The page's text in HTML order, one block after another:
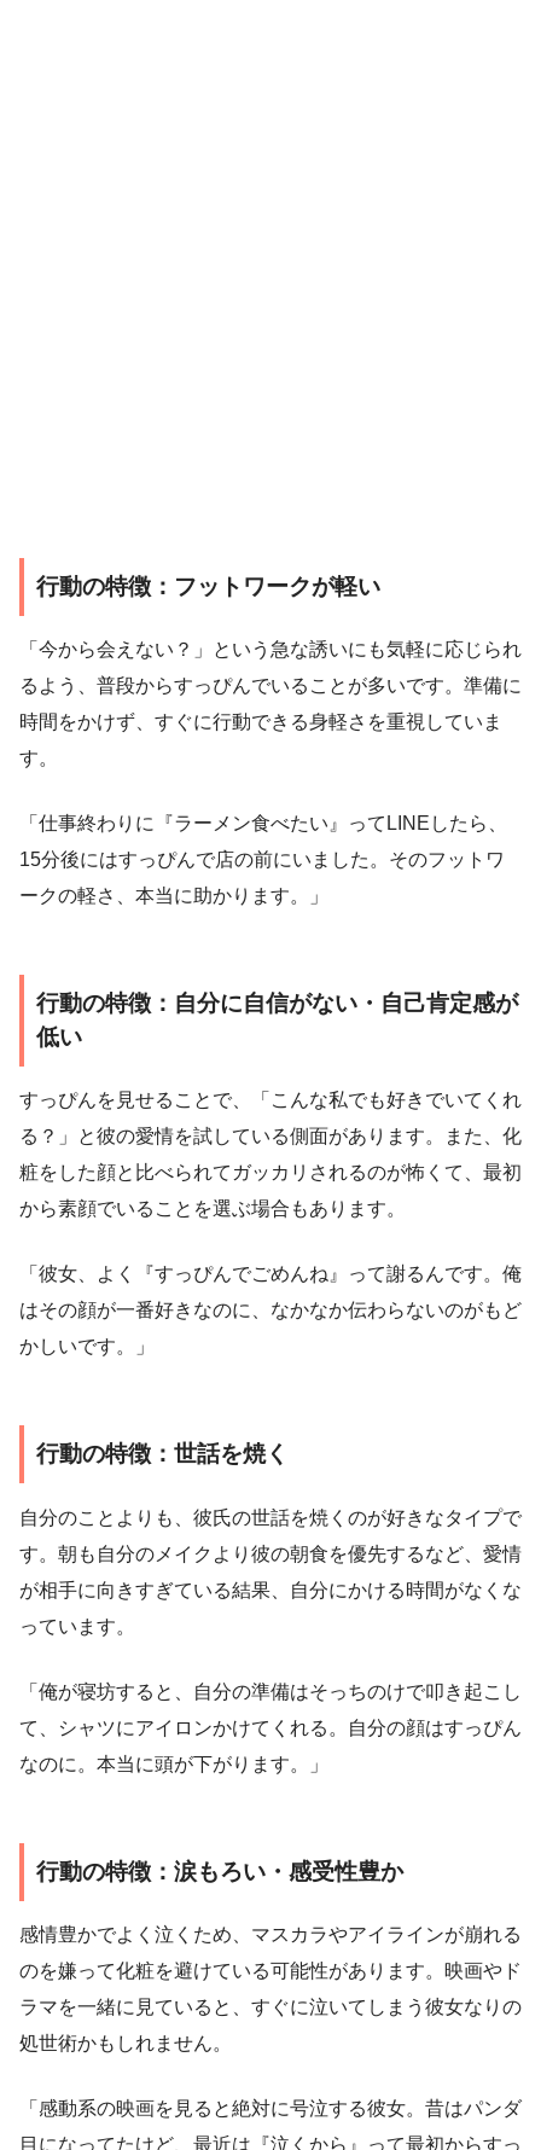
行動の特徴：フットワークが軽い
「今から会えない？」という急な誘いにも気軽に応じられ
るよう、普段からすっぴんでいることが多いです。準備に
時間をかけず、すぐに行動できる身軽さを重視していま
す。
「仕事終わりに『ラーメン食べたい』ってLINEしたら、
15分後にはすっぴんで店の前にいました。そのフットワ
ークの軽さ、本当に助かります。」
行動の特徴：自分に自信がない・自己肯定感が
低い
すっぴんを見せることで、「こんな私でも好きでいてくれ
る？」と彼の愛情を試している側面があります。また、化
粧をした顔と比べられてガッカリされるのが怖くて、最初
から素顔でいることを選ぶ場合もあります。
「彼女、よく『すっぴんでごめんね』って謝るんです。俺
はその顔が一番好きなのに、なかなか伝わらないのがもど
かしいです。」
行動の特徴：世話を焼く
自分のことよりも、彼氏の世話を焼くのが好きなタイプで
す。朝も自分のメイクより彼の朝食を優先するなど、愛情
が相手に向きすぎている結果、自分にかける時間がなくな
っています。
「俺が寝坊すると、自分の準備はそっちのけで叩き起こし
て、シャツにアイロンかけてくれる。自分の顔はすっぴん
なのに。本当に頭が下がります。」
行動の特徴：涙もろい・感受性豊か
感情豊かでよく泣くため、マスカラやアイラインが崩れる
のを嫌って化粧を避けている可能性があります。映画やド
ラマを一緒に見ていると、すぐに泣いてしまう彼女なりの
処世術かもしれません。
「感動系の映画を見ると絶対に号泣する彼女。昔はパンダ
目になってたけど、最近は『泣くから』って最初からすっ